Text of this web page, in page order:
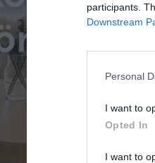
participants.
Downstream
Personal
I want to
Opted In
I want to